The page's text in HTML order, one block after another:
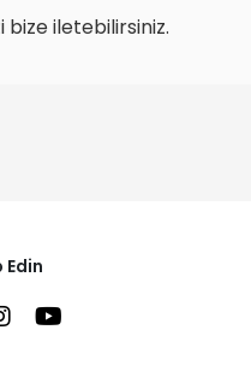
iletebilirsiniz.
Edin